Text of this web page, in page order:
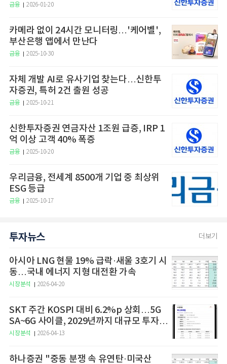
금융 2026-01-20
카메라 없이 24시간 모니터링…'케어벨',
부산은행 앱에서 만난다
금융 2025-10-30
자체 개발 AI로 유사기업 찾는다…신한투
자증권, 특허 2건 출원 성공
금융 2025-10-21
신한투자증권 연금자산 1조원 급증, IRP 1
억 이상 고객 40% 폭증
금융 2025-10-20
우리금융, 전세계 8500개 기업 중 최상위
ESG 등급
금융 2025-10-17
투자뉴스 더보기
아시아 LNG 현물 19% 급락·새울 3호기 시
동…국내 에너지 지형 대전환 가속
시장분석 2026-04-20
SKT 주간 KOSPI 대비 6.2%p 상회…5G
SA~6G 사이클, 2029년까지 대규모 투자
예고
시장분석 2026-04-13
하나증권 "중동 분쟁 속 유연탄·미국산